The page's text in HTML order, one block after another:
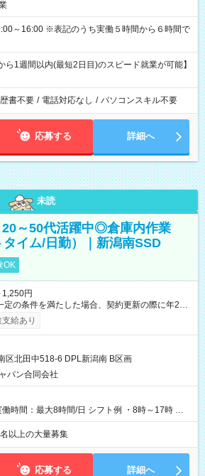
実働５時間から６時間で
ら1週間以内(最短2日目)のスピード就業が可能】
書不要 / 電話対応なし / パソコンスキル不要
応募する 詳細へ
未読
～50代活躍中◎倉庫内作業
イム/日勤）｜新潟南SSD
OK
円
定の条件を満たした場合、契約更新の際に年2回
社員登用制度あり ※月末締/翌
※時間外手当、別途支給 ※深夜割増賃金 (22:00～
て働けます！ 【試用期間】試用期間
長さ：1週間 雇用形態、給与は本採用時と同じ
給あり
区北田中518-6 DPL新潟南 B区画
パン合同会社
時間：最大8時間/日 シフト例 ・8時～17時 ・
以上の大量募集
応募する 詳細へ